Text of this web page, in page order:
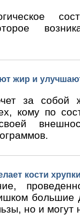
жир и
за собой
кому по
кости
большие
но и могут